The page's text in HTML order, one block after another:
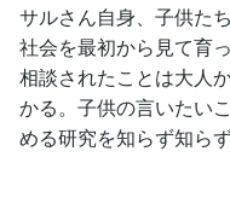
サルさん自身、子供た
社会を最初から見て育
相談されたことは大人
かる。子供の言いたい
める研究を知らず知ら